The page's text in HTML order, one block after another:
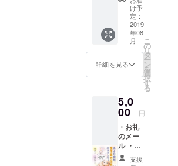
【ここ1年の
活動】
・2019年4月
衆議院議員
・2018年12
月 日本在宅
看護学会学
術集会 交流
け予
定：
2019
年08
月
詳細を見る
こ
の
リ
タ
ー
ン
を
選
択
す
る
5,0
00 円
・お礼
のメー
ル ・コ
ミック
支援